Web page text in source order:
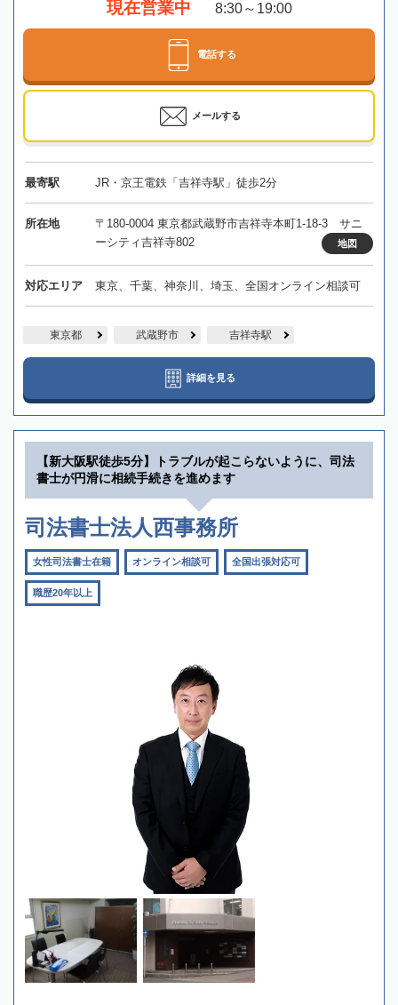
現在営業中 8:30～19:00
電話する
メールする
最寄駅 JR・京王電鉄「吉祥寺駅」徒歩2分
所在地
〒180-0004 東京都武蔵野市吉祥寺本町1-18-3 サニ
ーシティ吉祥寺802
地図
対応エリア 東京、千葉、神奈川、埼玉、全国オンライン相談可
東京都 武蔵野市 吉祥寺駅
詳細を見る
【新大阪駅徒歩5分】トラブルが起こらないように、司法
書士が円滑に相続手続きを進めます
司法書士法人西事務所
女性司法書士在籍 オンライン相談可 全国出張対応可
職歴20年以上